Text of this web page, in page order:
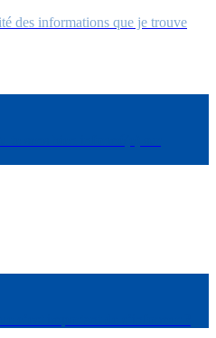
des informations que je trouve